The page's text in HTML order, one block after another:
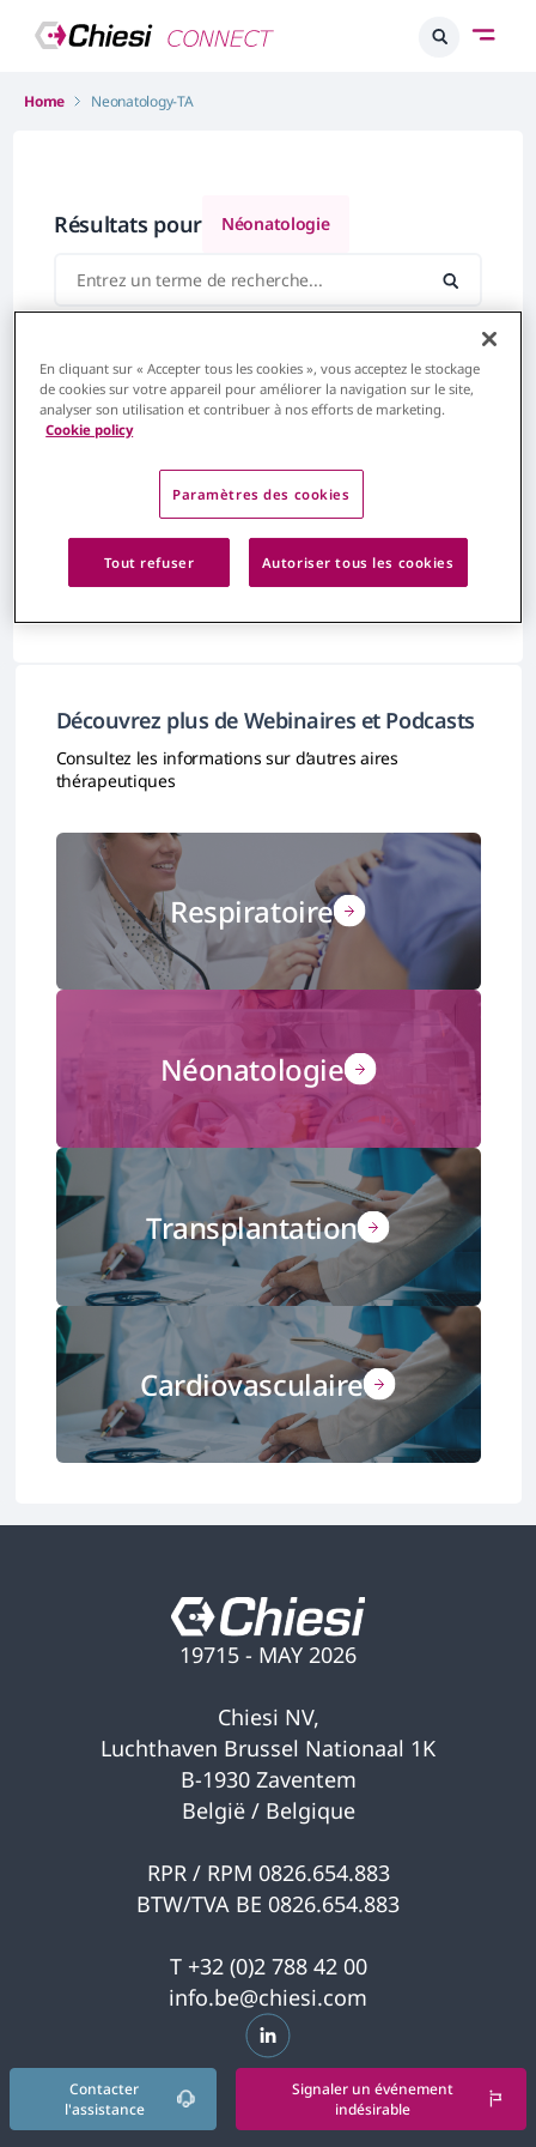
Home Neonatology-TA
Résultats pour Néonatologie
Aucun résultat trouvé
Découvrez plus de Webinaires et Podcasts
Consultez les informations sur d’autres aires
thérapeutiques
Respiratoire
Néonatologie
Transplantation
Cardiovasculaire
19715 - MAY 2026
Chiesi NV,
Luchthaven Brussel Nationaal 1K
B-1930 Zaventem
België / Belgique
RPR / RPM 0826.654.883
BTW/TVA BE 0826.654.883
T +32 (0)2 788 42 00
info.be@chiesi.com
s’ouvre dans un nouvel onglet
Contacter
l'assistance
Signaler un événement
indésirable
En cliquant sur « Accepter tous les cookies », vous acceptez le stockage
de cookies sur votre appareil pour améliorer la navigation sur le site,
analyser son utilisation et contribuer à nos efforts de marketing.
Cookie policy
Paramètres des cookies
Tout refuser Autoriser tous les cookies